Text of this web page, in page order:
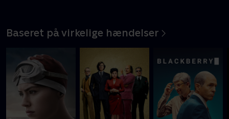
Baseret på virkelige hændelser